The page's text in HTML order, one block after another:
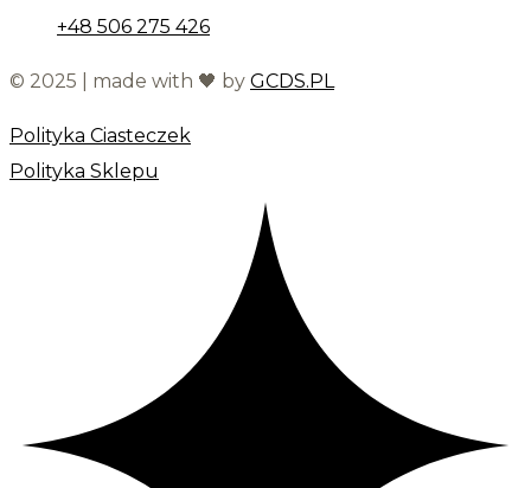
+48 506 275 426
© 2025 | made with 🖤 by GCDS.PL
Polityka Ciasteczek
Polityka Sklepu